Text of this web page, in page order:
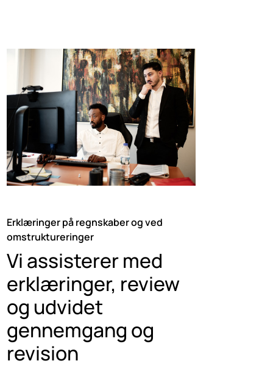
Erklæringer på regnskaber og ved
omstruktureringer
Vi assisterer med
erklæringer, review
og udvidet
gennemgang og
revision